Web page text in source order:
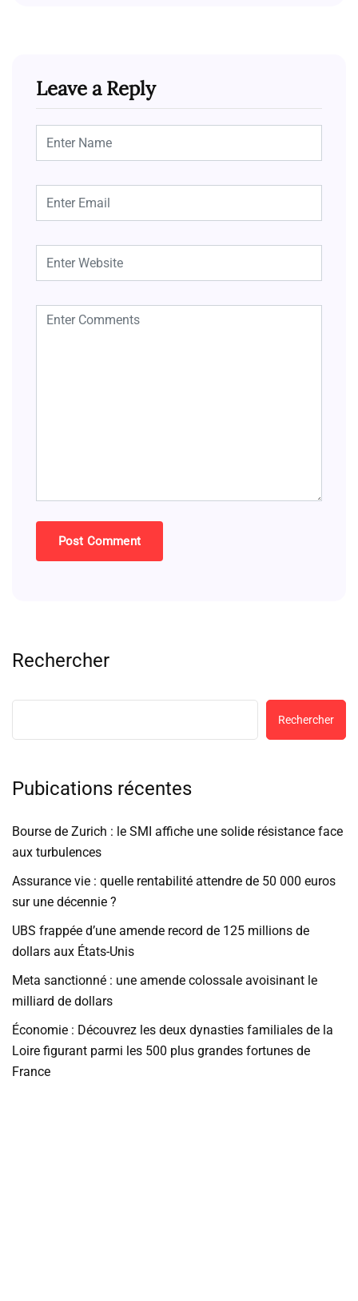
Leave a Reply
Rechercher
Rechercher
Pubications récentes
Bourse de Zurich : le SMI affiche une solide résistance face
aux turbulences
Assurance vie : quelle rentabilité attendre de 50 000 euros
sur une décennie ?
UBS frappée d’une amende record de 125 millions de
dollars aux États-Unis
Meta sanctionné : une amende colossale avoisinant le
milliard de dollars
Économie : Découvrez les deux dynasties familiales de la
Loire figurant parmi les 500 plus grandes fortunes de
France